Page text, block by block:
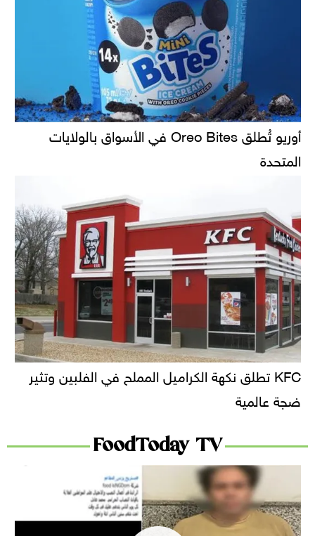
أوريو تُطلق Oreo Bites في الأسواق بالولايات
المتحدة
KFC تطلق نكهة الكراميل المملح في الفلبين وتثير
ضجة عالمية
FoodToday TV